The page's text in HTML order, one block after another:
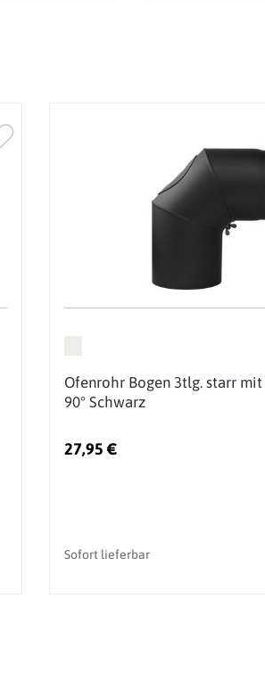
Ofenrohr Bogen 3tlg. starr mit
90° Schwarz
27,95 €
Sofort lieferbar